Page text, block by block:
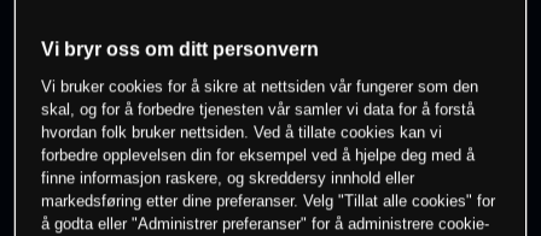
0% av kunder erpå dette instrumentet
Søk om konto
Vi bryr oss om ditt personvern
Vi bruker cookies for å sikre at nettsiden vår fungerer som den
skal, og for å forbedre tjenesten vår samler vi data for å forstå
hvordan folk bruker nettsiden. Ved å tillate cookies kan vi
forbedre opplevelsen din for eksempel ved å hjelpe deg med å
finne informasjon raskere, og skreddersy innhold eller
markedsføring etter dine preferanser. Velg "Tillat alle cookies" for
å godta eller "Administrer preferanser" for å administrere cookie-